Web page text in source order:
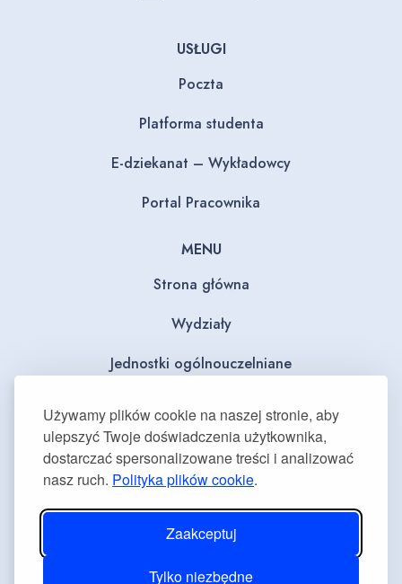
Używamy plików cookie na naszej stronie, aby
ulepszyć Twoje doświadczenia użytkownika,
dostarczać spersonalizowane treści i analizować
nasz ruch. Polityka plików cookie.
Zaakceptuj
Tylko niezbędne
USŁUGI
Poczta
Platforma studenta
E-dziekanat – Wykładowcy
Portal Pracownika
MENU
Strona główna
Wydziały
Jednostki ogólnouczelniane
Dla mediów
Deklaracja dostępności
Plan równości płci